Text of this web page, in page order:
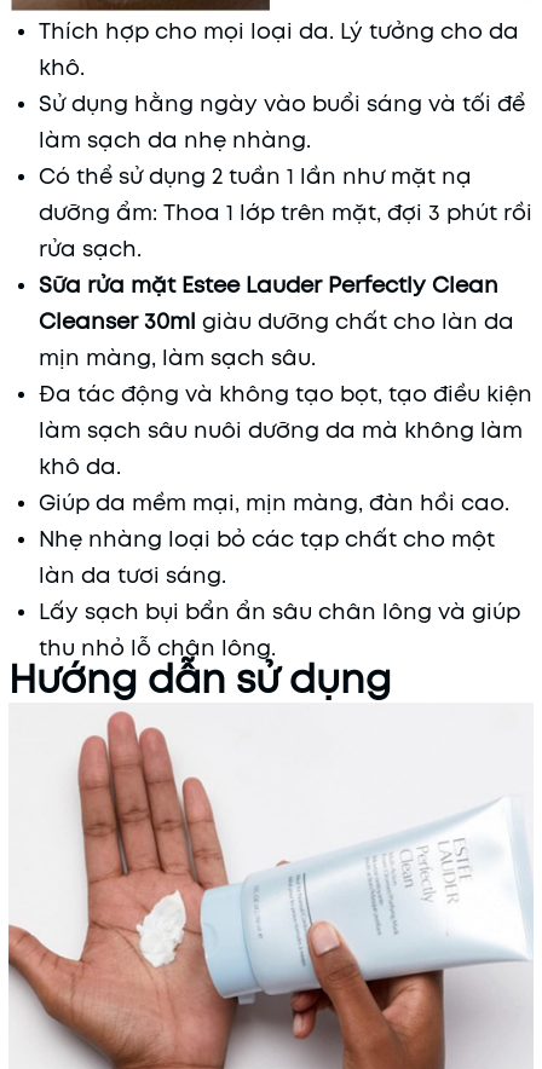
Thích hợp cho mọi loại da. Lý tưởng cho da
khô.
Sử dụng hằng ngày vào buổi sáng và tối để
làm sạch da nhẹ nhàng.
Có thể sử dụng 2 tuần 1 lần như mặt nạ
dưỡng ẩm: Thoa 1 lớp trên mặt, đợi 3 phút rồi
rửa sạch.
Sữa rửa mặt Estee Lauder Perfectly Clean
Cleanser 30ml giàu dưỡng chất cho làn da
mịn màng, làm sạch sâu.
Đa tác động và không tạo bọt, tạo điều kiện
làm sạch sâu nuôi dưỡng da mà không làm
khô da.
Giúp da mềm mại, mịn màng, đàn hồi cao.
Nhẹ nhàng loại bỏ các tạp chất cho một
làn da tươi sáng.
Lấy sạch bụi bẩn ẩn sâu chân lông và giúp
thu nhỏ lỗ chân lông.
Hướng dẫn sử dụng